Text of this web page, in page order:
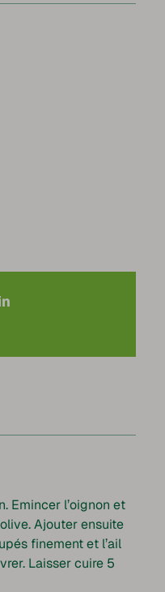
Emincer l’oignon et
Ajouter ensuite
finement et l’ail
Laisser cuire 5